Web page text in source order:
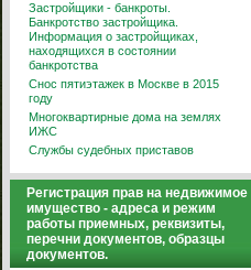
Застройщики - банкроты.
Банкротство застройщика.
Информация о застройщиках,
находящихся в состоянии
банкротства
Снос пятиэтажек в Москве в 2015
году
Многоквартирные дома на землях
ИЖС
Службы судебных приставов
Регистрация прав на недвижимое
имущество - адреса и режим
работы приемных, реквизиты,
перечни документов, образцы
документов.